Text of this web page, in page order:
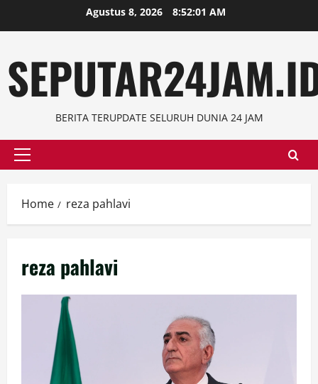
to
Agustus 8, 2026 8:52:02 AM
BERITA TERUPDATE SELURUH DUNIA 24 JAM
Primary
Home reza pahlavi
reza pahlavi